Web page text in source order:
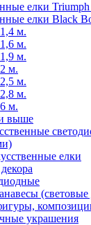
елки Triumph
елки Black
м.
м.
м.
м.
м.
м.
м.
выше
елки
украшения